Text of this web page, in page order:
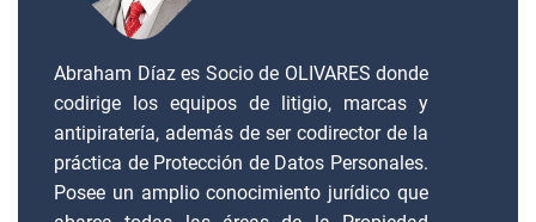
Abraham Díaz es Socio de OLIVARES donde
codirige los equipos de litigio, marcas y
antipiratería, además de ser codirector de la
práctica de Protección de Datos Personales.
Posee un amplio conocimiento jurídico que